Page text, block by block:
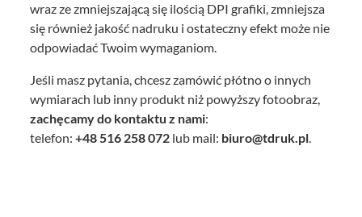
wraz ze zmniejszającą się ilością DPI grafiki, zmniejsza
się również jakość nadruku i ostateczny efekt może nie
odpowiadać Twoim wymaganiom.
Jeśli masz pytania, chcesz zamówić płótno o innych
wymiarach lub inny produkt niż powyższy fotoobraz,
zachęcamy do kontaktu z nami:
telefon: +48516 258 072 lub mail: biuro@tdruk.pl.